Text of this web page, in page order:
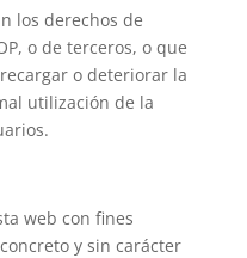
los derechos de
o de terceros, o que
o deteriorar la
utilización de la
web con fines
y sin carácter